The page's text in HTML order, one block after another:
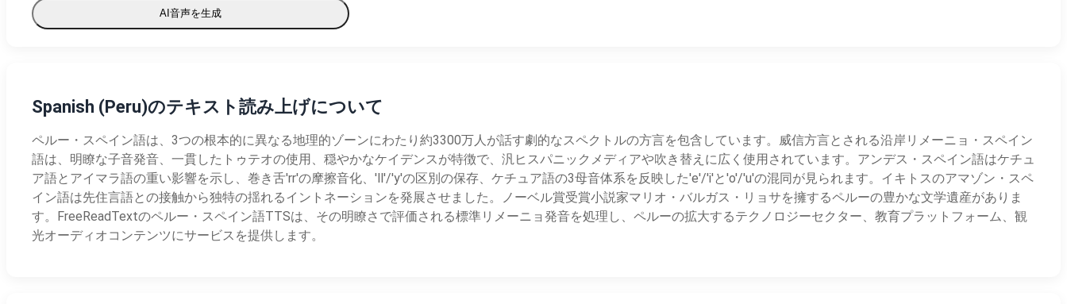
AI音声を生成
Spanish (Peru)のテキスト読み上げについて
ペルー・スペイン語は、3つの根本的に異なる地理的ゾーンにわたり約3300万人が話す劇的なスペクトルの方言を包含しています。威信方言とされる沿岸リメーニョ・スペイン
語は、明瞭な子音発音、一貫したトゥテオの使用、穏やかなケイデンスが特徴で、汎ヒスパニックメディアや吹き替えに広く使用されています。アンデス・スペイン語はケチュ
ア語とアイマラ語の重い影響を示し、巻き舌'rr'の摩擦音化、'll'/'y'の区別の保存、ケチュア語の3母音体系を反映した'e'/'i'と'o'/'u'の混同が見られます。イキトスのアマゾン・スペ
イン語は先住言語との接触から独特の揺れるイントネーションを発展させました。ノーベル賞受賞小説家マリオ・バルガス・リョサを擁するペルーの豊かな文学遺産がありま
す。FreeReadTextのペルー・スペイン語TTSは、その明瞭さで評価される標準リメーニョ発音を処理し、ペルーの拡大するテクノロジーセクター、教育プラットフォーム、観
光オーディオコンテンツにサービスを提供します。